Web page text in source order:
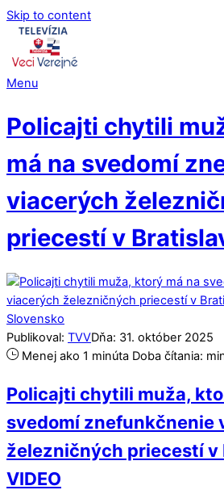
Skip to content
Menu
Policajti chytili
má na svedomí
viacerých
priecestí v
Slovensko
Publikoval: TVVDňa: 31. október 2025
Menej ako 1 minúta Doba čítania:
Policajti chytili muža,
svedomí znefunkčnenie
železničných priecestí v
VIDEO